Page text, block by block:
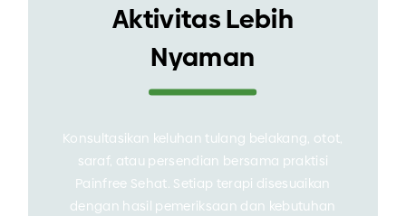
Aktivitas Lebih
Nyaman
Konsultasikan keluhan tulang belakang, otot,
saraf, atau persendian bersama praktisi
Painfree Sehat. Setiap terapi disesuaikan
dengan hasil pemeriksaan dan kebutuhan